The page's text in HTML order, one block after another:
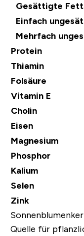
Gesättigte
Einfach
Mehrfach
Protein
Thiamin
Folsäure
Vitamin E
Cholin
Eisen
Magnesium
Phosphor
Kalium
Selen
Zink
Quelle für